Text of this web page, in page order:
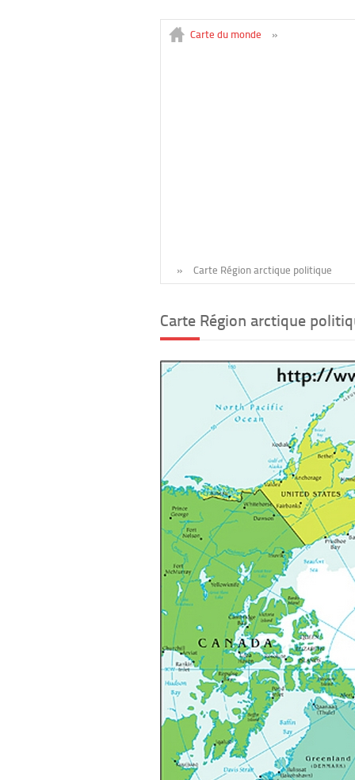
Carte du monde »
» Carte Région arctique politique
Carte Région arctique